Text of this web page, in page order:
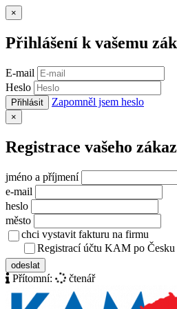
×
Přihlášení k vašemu
E-mail
Heslo
Přihlásit Zapomněl jsem heslo
×
Registrace vašeho
jméno a příjmení
e-mail
heslo
město
chci vystavit fakturu na firmu
Registrací účtu KAM po Česku
odeslat
Přítomní: čtenář